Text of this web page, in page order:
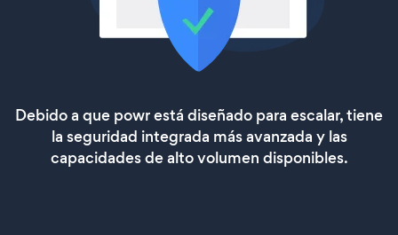
Debido a que powr está diseñado para escalar, tiene
la seguridad integrada más avanzada y las
capacidades de alto volumen disponibles.